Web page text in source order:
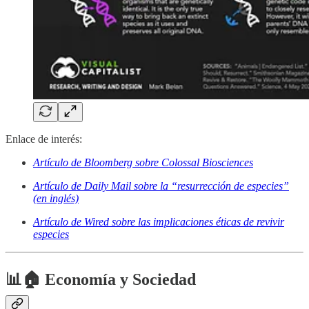
Enlace de interés:
Artículo de Bloomberg sobre Colossal Biosciences
Artículo de Daily Mail sobre la “resurrección de especies”
(en inglés)
Artículo de Wired sobre las implicaciones éticas de revivir
especies
📊🏠 Economía y Sociedad